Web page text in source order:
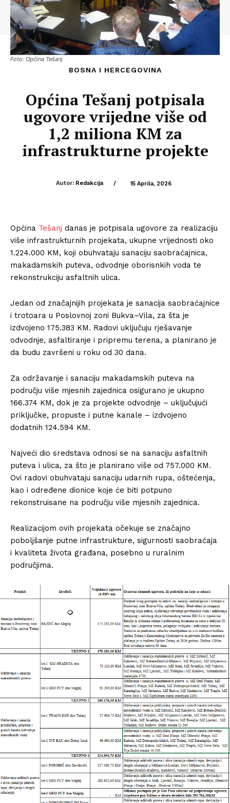
Foto: Općina Tešanj
BOSNA I HERCEGOVINA
Općina Tešanj potpisala
ugovore vrijedne više od
1,2 miliona KM za
infrastrukturne projekte
Autor: Redakcija / 15 Aprila, 2026
Općina Tešanj danas je potpisala ugovore za realizaciju
više infrastrukturnih projekata, ukupne vrijednosti oko
1.224.000 KM, koji obuhvataju sanaciju saobraćajnica,
makadamskih puteva, odvodnje oborisnkih voda te
rekonstrukciju asfaltnih ulica.
Jedan od značajnijih projekata je sanacija saobraćajnice
i trotoara u Poslovnoj zoni Bukva–Vila, za šta je
izdvojeno 175.383 KM. Radovi uključuju rješavanje
odvodnje, asfaltiranje i pripremu terena, a planirano je
da budu završeni u roku od 30 dana.
Za održavanje i sanaciju makadamskih puteva na
području više mjesnih zajednica osigurano je ukupno
166.374 KM, dok je za projekte odvodnje – uključujući
priključke, propuste i putne kanale – izdvojeno
dodatnih 124.594 KM.
Najveći dio sredstava odnosi se na sanaciju asfaltnih
puteva i ulica, za što je planirano više od 757.000 KM.
Ovi radovi obuhvataju sanaciju udarnih rupa, oštećenja,
kao i određene dionice koje će biti potpuno
rekonstruisane na području više mjesnih zajednica.
Realizacijom ovih projekata očekuje se značajno
poboljšanje putne infrastrukture, sigurnosti saobraćaja
i kvaliteta života građana, posebno u ruralnim
područjima.